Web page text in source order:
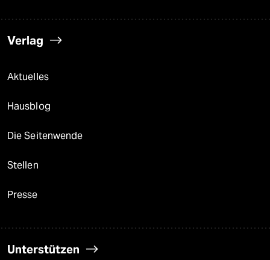
Verlag
Aktuelles
Hausblog
Die Seitenwende
Stellen
Presse
Unterstützen